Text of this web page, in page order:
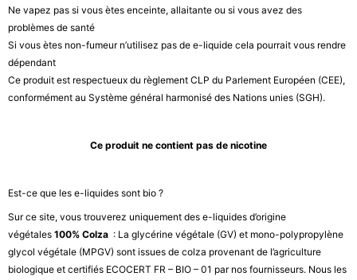
Ne vapez pas si vous ètes enceinte, allaitante ou si vous avez des
problèmes de santé
Si vous ètes non-fumeur n’utilisez pas de e-liquide cela pourrait vous rendre
dépendant
Ce produit est respectueux du règlement CLP du Parlement Européen (CEE),
conformément au Système général harmonisé des Nations unies (SGH).
Ce produit ne contient pas de nicotine
Est-ce que les e-liquides sont bio ?
Sur ce site, vous trouverez uniquement des e-liquides d’origine
végétales 100% Colza : La glycérine végétale (GV) et mono-polypropylène
glycol végétale (MPGV) sont issues de colza provenant de l’agriculture
biologique et certifiés ECOCERT FR – BIO – 01 par nos fournisseurs. Nous les